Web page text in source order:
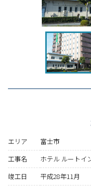
エリア
富士市
工事名
ホテル ルートイ
竣工日
平成28年11月